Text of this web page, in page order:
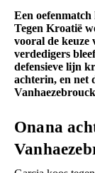
Een
Tegen Kroatië
vooral de keuze
verdedigers
defensieve lijn
achterin, en net
Onana